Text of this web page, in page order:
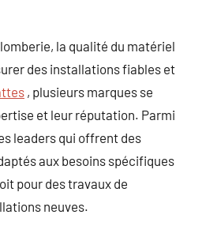
la qualité du matériel
des installations fiables et
, plusieurs marques se
et leur réputation. Parmi
leaders qui offrent des
aux besoins spécifiques
pour des travaux de
neuves.